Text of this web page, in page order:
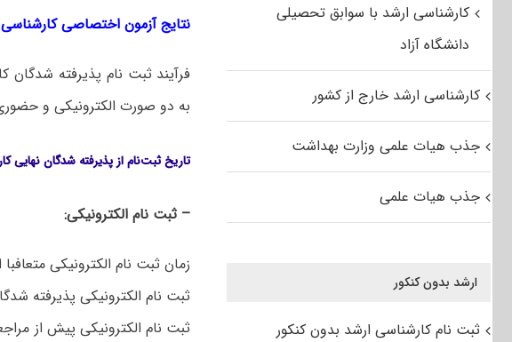
نتایج آزمون اختصاصی کارشناسی ارشد ۹۷ پردیس بین‌ المللی کیش
به دو صورت الکترونیکی و
تاریخ ثبت‌نام از پذیرفته شدگان نهایی‌ کارشناسی ارشد ۹۷
– ثبت نام الکترونیکی:
زمان ثبت نام الکترونیکی
ثبت نام الکترونیکی پذیرفته
کارشناسی ارشد با سوابق تحصیلی
دانشگاه آزاد
کارشناسی ارشد خارج از کشور
جذب هیات علمی وزارت بهداشت
جذب هیات علمی
ارشد بدون کنکور
ثبت نام کارشناسی ارشد بدون کنکور